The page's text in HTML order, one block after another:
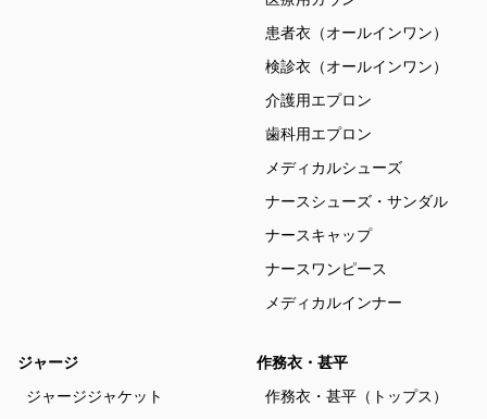
患者衣（オールインワン）
検診衣（オールインワン）
介護用エプロン
歯科用エプロン
メディカルシューズ
ナースシューズ・サンダル
ナースキャップ
ナースワンピース
メディカルインナー
ジャージ
ジャージジャケット
作務衣・甚平
作務衣・甚平（トップス）